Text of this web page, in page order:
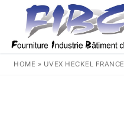
contenu
HOME » UVEX HECKEL FRANCE